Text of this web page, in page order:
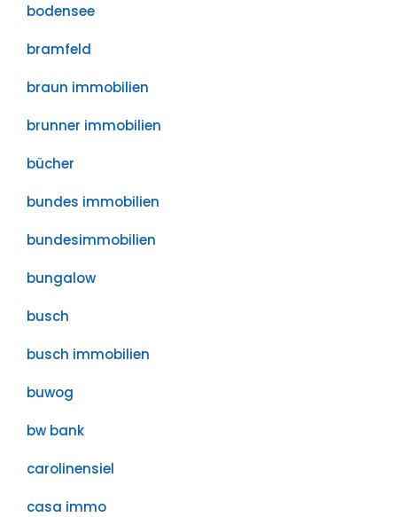
bodensee
bramfeld
braun immobilien
brunner immobilien
bücher
bundes immobilien
bundesimmobilien
bungalow
busch
busch immobilien
buwog
bw bank
carolinensiel
casa immo